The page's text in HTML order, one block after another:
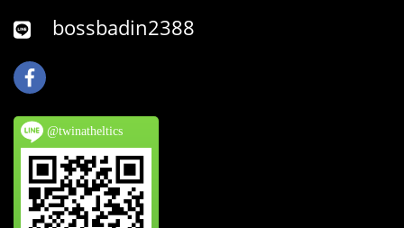
bossbadin2388
@twinatheltics